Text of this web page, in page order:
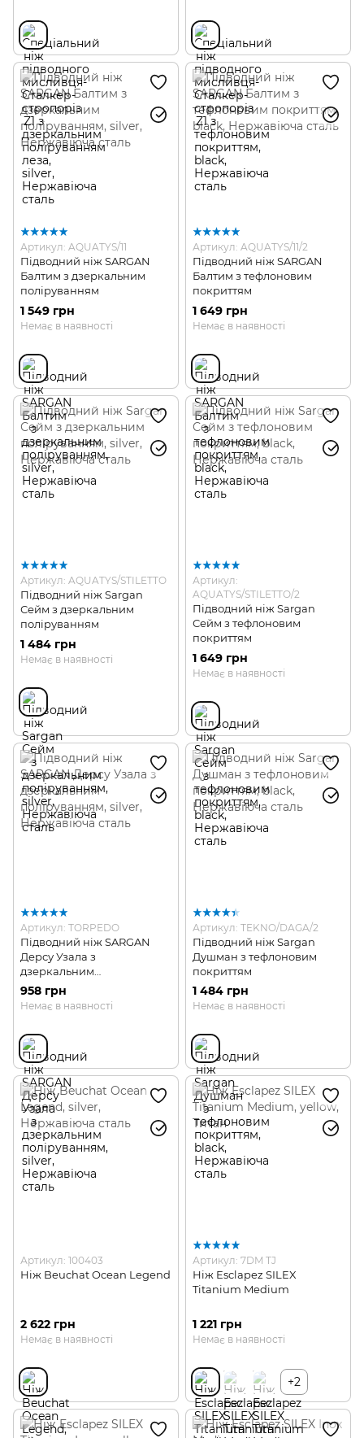
Артикул: AQUATYS/11
Підводний ніж SARGAN
Балтим з дзеркальним
поліруванням
1 549 грн
Немає в наявності
Артикул: AQUATYS/11/2
Підводний ніж SARGAN
Балтим з тефлоновим
покриттям
1 649 грн
Немає в наявності
Артикул: AQUATYS/STILETTO
Підводний ніж Sargan
Сейм з дзеркальним
поліруванням
1 484 грн
Немає в наявності
Артикул:
AQUATYS/STILETTO/2
Підводний ніж Sargan
Сейм з тефлоновим
покриттям
1 649 грн
Немає в наявності
Артикул: TORPEDO
Підводний ніж SARGAN
Дерсу Узала з
дзеркальним
поліруванням
958 грн
Немає в наявності
Артикул: TEKNO/DAGA/2
Підводний ніж Sargan
Душман з тефлоновим
покриттям
1 484 грн
Немає в наявності
Артикул: 100403
Ніж Beuchat Ocean Legend
2 622 грн
Немає в наявності
Артикул: 7DM TJ
Ніж Esclapez SILEX
Titanium Medium
1 221 грн
Немає в наявності
+2